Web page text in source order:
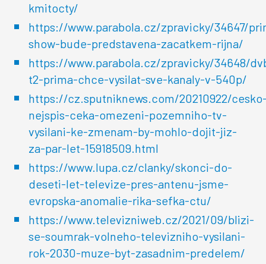
kmitocty/
https://www.parabola.cz/zpravicky/34647/
show-bude-predstavena-zacatkem-rijna/
https://www.parabola.cz/zpravicky/34648/
t2-prima-chce-vysilat-sve-kanaly-v-540p/
https://cz.sputniknews.com/20210922/
nejspis-ceka-omezeni-pozemniho-tv-
vysilani-ke-zmenam-by-mohlo-dojit-jiz-
za-par-let-15918509.html
https://www.lupa.cz/clanky/skonci-do-
deseti-let-televize-pres-antenu-jsme-
evropska-anomalie-rika-sefka-ctu/
https://www.televizniweb.cz/2021/09/blizi-
se-soumrak-volneho-televizniho-vysilani-
rok-2030-muze-byt-zasadnim-predelem/